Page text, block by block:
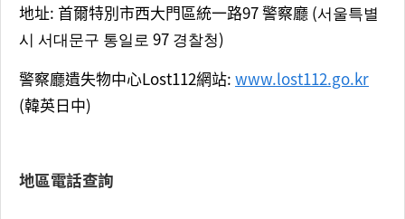
地址: 首爾特別市西大門區統一路97 警察廳 (서울특별
시 서대문구 통일로 97 경찰청)
警察廳遺失物中心Lost112網站: www.lost112.go.kr
(韓英日中)
地區電話查詢